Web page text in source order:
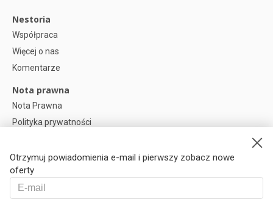
Otrzymuj powiadomienia e-mail i pierwszy zobacz nowe
oferty
Nestoria
Współpraca
Więcej o nas
Komentarze
Nota prawna
Nota Prawna
Polityka prywatności
Preferencje plików cookie
Help
Pytania